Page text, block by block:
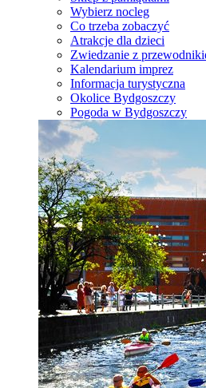
Wybierz nocleg
Co trzeba zobaczyć
Atrakcje dla dzieci
Zwiedzanie z
Kalendarium imprez
Informacja turystyczna
Okolice Bydgoszczy
Pogoda w Bydgoszczy